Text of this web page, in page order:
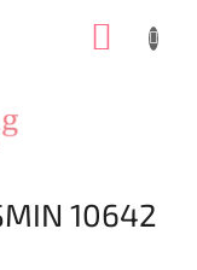
10642